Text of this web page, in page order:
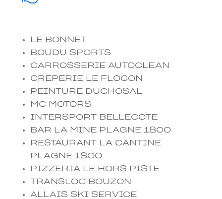
LE BONNET
BOUDU SPORTS
CARROSSERIE AUTOCLEAN
CREPERIE LE FLOCON
PEINTURE DUCHOSAL
MC MOTORS
INTERSPORT BELLECOTE
BAR LA MINE PLAGNE 1800
RESTAURANT LA CANTINE
PLAGNE 1800
PIZZERIA LE HORS PISTE
TRANSLOC BOUZON
ALLAIS SKI SERVICE